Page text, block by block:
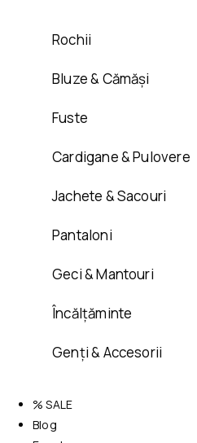
Rochii
Bluze & Cămăși
Fuste
Cardigane & Pulovere
Jachete & Sacouri
Pantaloni
Geci & Mantouri
Încălțăminte
Genți & Accesorii
% SALE
Blog